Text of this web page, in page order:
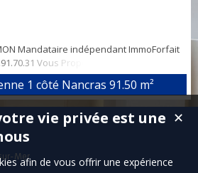
Mandataire indépendant ImmoForfait
Vous Propose: EN PARFAIT ETAT
du centre de plain pied d'environ 91m².
cuisine de 45m², 3 chambres, salle de
- Grand Garage traversant + parking
avec vue campagne - Terrasse -
1 côté Nancras 91.50 m²
Mer
✕
vie privée est une
afin de vous offrir une expérience